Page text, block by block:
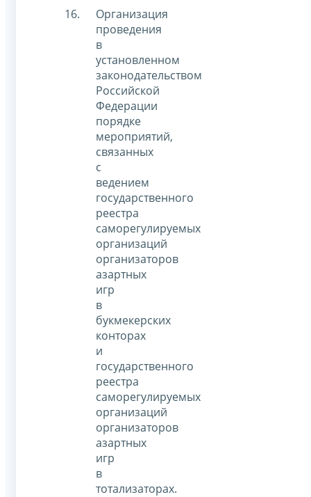
Организация
проведения
в
установленном
законодательством
Российской
Федерации
порядке
мероприятий,
связанных
с
ведением
государственного
реестра
саморегулируемых
организаций
организаторов
азартных
игр
в
букмекерских
конторах
и
государственного
реестра
саморегулируемых
организаций
организаторов
азартных
игр
в
тотализаторах.